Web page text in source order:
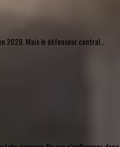
Mais le défenseur central...